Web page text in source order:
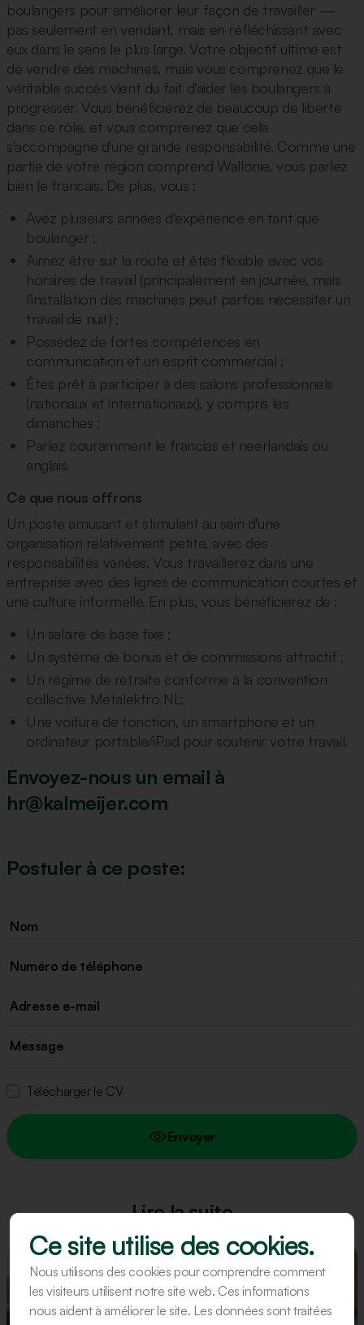
boulangers pour améliorer leur façon de travailler —
pas seulement en vendant, mais en réfléchissant avec
eux dans le sens le plus large. Votre objectif ultime est
de vendre des machines, mais vous comprenez que le
véritable succès vient du fait d'aider les boulangers à
progresser. Vous bénéficierez de beaucoup de liberté
dans ce rôle, et vous comprenez que cela
s'accompagne d'une grande responsabilité. Comme une
partie de votre région comprend Wallonie, vous parlez
bien le francais. De plus, vous :
Avez plusieurs années d'expérience en tant que
boulanger ;
Aimez être sur la route et êtes flexible avec vos
horaires de travail (principalement en journée, mais
l'installation des machines peut parfois nécessiter un
travail de nuit) ;
Possédez de fortes compétences en
communication et un esprit commercial ;
Êtes prêt à participer à des salons professionnels
(nationaux et internationaux), y compris les
dimanches ;
Parlez couramment le francias et neerlandais ou
anglais.
Ce que nous offrons
Un poste amusant et stimulant au sein d'une
organisation relativement petite, avec des
responsabilités variées. Vous travaillerez dans une
entreprise avec des lignes de communication courtes et
une culture informelle. En plus, vous bénéficierez de :
Un salaire de base fixe ;
Un système de bonus et de commissions attractif ;
Un régime de retraite conforme à la convention
collective Metalektro NL;
Une voiture de fonction, un smartphone et un
ordinateur portable/iPad pour soutenir votre travail.
Envoyez-nous un email à
hr@kalmeijer.com
Postuler à ce poste:
Télécharger le CV
Envoyer
Lire la suite
Ce site utilise des cookies.
Nous utilisons des cookies pour comprendre comment
les visiteurs utilisent notre site web. Ces informations
nous aident à améliorer le site. Les données sont traitées